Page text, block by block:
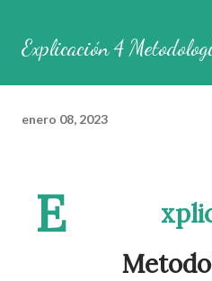
Explicación 4
enero 08, 2023
E